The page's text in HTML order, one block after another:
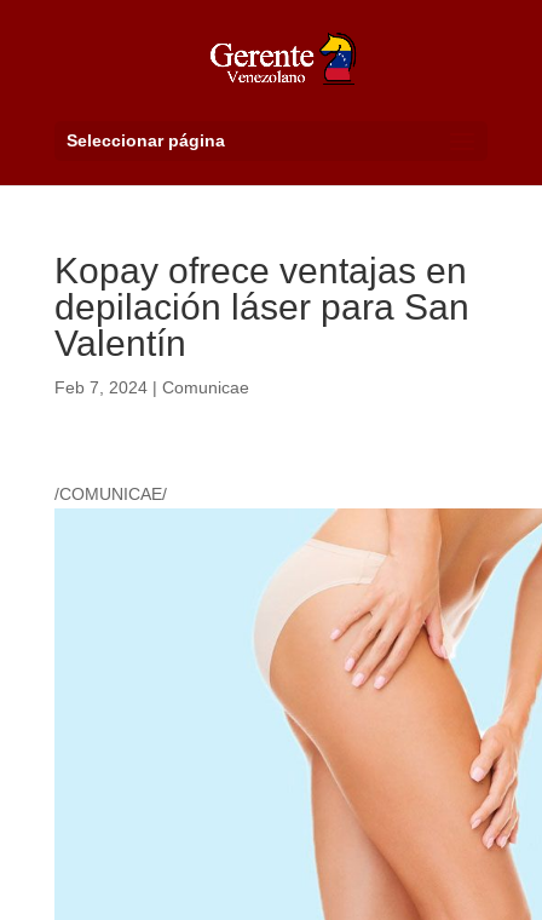
Seleccionar página
Kopay ofrece ventajas en
depilación láser para San
Valentín
Feb 7, 2024| Comunicae
/COMUNICAE/